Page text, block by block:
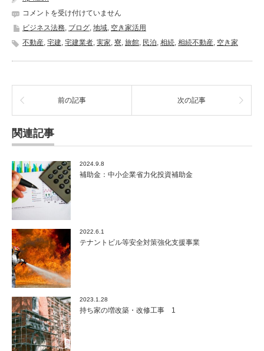
空
き
の
コメントを受け付けていません
ビジネス法務 ブログ 地域 空き家活用
不動産 宅建 宅建業者 実家 寮 旅館 民泊 相続 相続不動産 空き家
前の記事 次の記事
関連記事
2024.9.8
補助金：中小企業省力化投資補助金
2022.6.1
テナントビル等安全対策強化支援事業
2023.1.28
持ち家の増改築・改修工事 1